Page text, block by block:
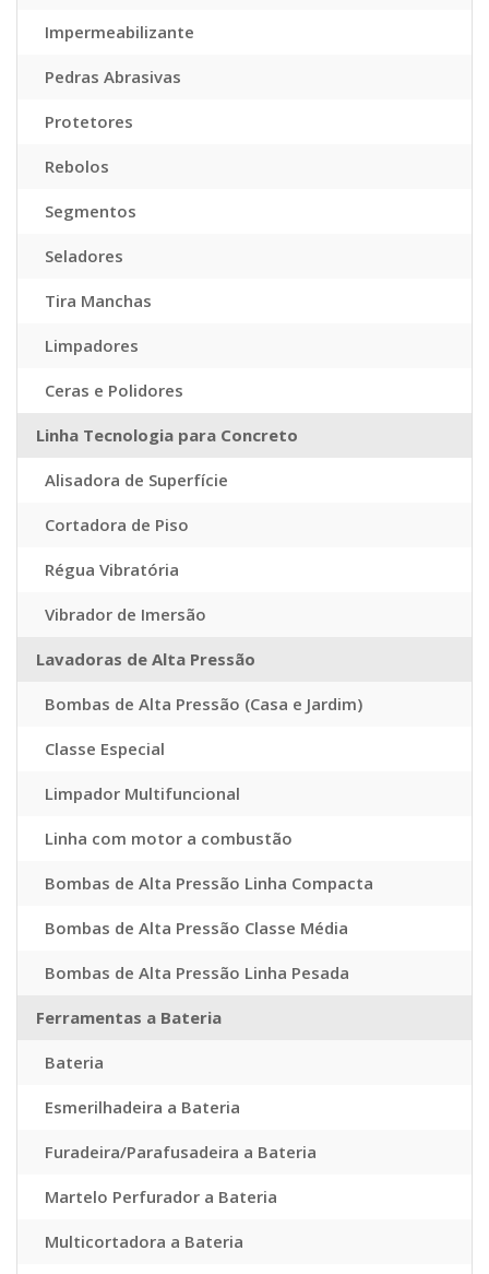
Impermeabilizante
Pedras Abrasivas
Protetores
Rebolos
Segmentos
Seladores
Tira Manchas
Limpadores
Ceras e Polidores
Linha Tecnologia para Concreto
Alisadora de Superfície
Cortadora de Piso
Régua Vibratória
Vibrador de Imersão
Lavadoras de Alta Pressão
Bombas de Alta Pressão (Casa e Jardim)
Classe Especial
Limpador Multifuncional
Linha com motor a combustão
Bombas de Alta Pressão Linha Compacta
Bombas de Alta Pressão Classe Média
Bombas de Alta Pressão Linha Pesada
Ferramentas a Bateria
Bateria
Esmerilhadeira a Bateria
Furadeira/Parafusadeira a Bateria
Martelo Perfurador a Bateria
Multicortadora a Bateria